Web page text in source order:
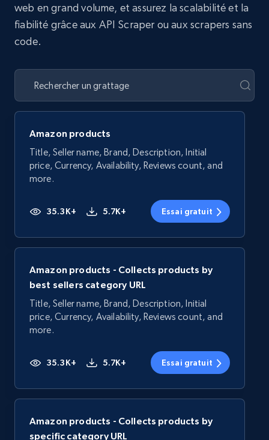
web en grand volume, et assurez la scalabilité et la
fiabilité grâce aux API Scraper ou aux scrapers sans
code.
Amazon products
Title, Seller name, Brand, Description, Initial
price, Currency, Availability, Reviews count, and
more.
35.3K+ 5.7K+ Essai gratuit
Amazon products - Collects products by
best sellers category URL
Title, Seller name, Brand, Description, Initial
price, Currency, Availability, Reviews count, and
more.
35.3K+ 5.7K+ Essai gratuit
Amazon products - Collects products by
specific category URL